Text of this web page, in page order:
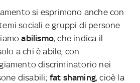
si esprimono anche con
sociali e gruppi di persone
abilismo, che indica il
a chi è abile, con
discriminatorio nei
disabili; fat shaming, cioè la